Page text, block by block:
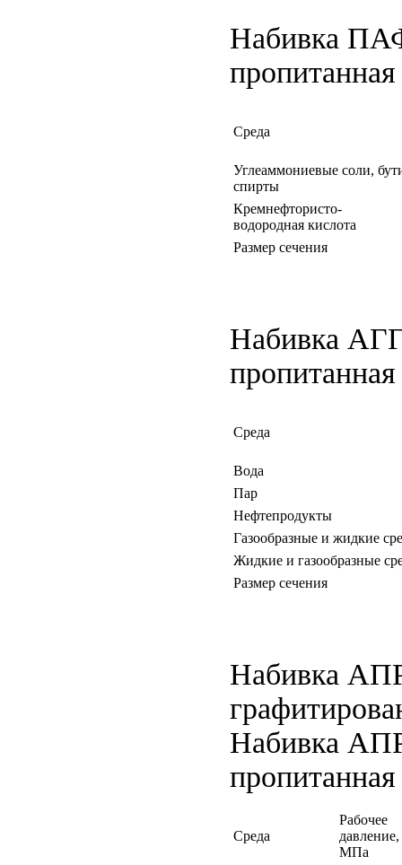
Набивка
Среда
Углеаммониевые соли,
спирты
Кремнефтористо-
водородная кислота
Размер сечения
Набивка
Среда
Вода
Пар
Нефтепродукты
Газообразные и жидкие
Жидкие и газообразные
Размер сечения
Набивка
Набивка
Среда
Рабочее
давление,
МПа